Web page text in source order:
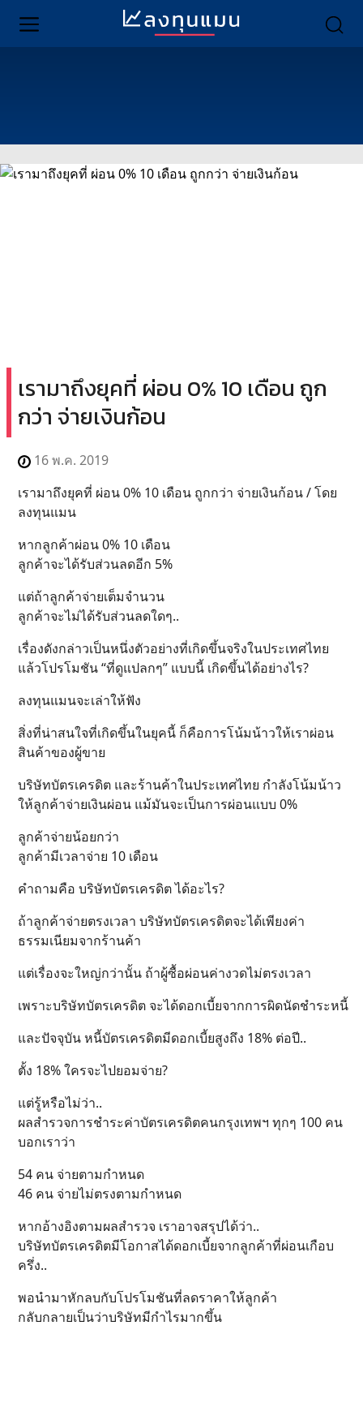
เรามาถึงยุคที่ ผ่อน 0% 10 เดือน ถูก
กว่า จ่ายเงินก้อน
16 พ.ค. 2019
เรามาถึงยุคที่ ผ่อน 0% 10 เดือน ถูกกว่า จ่ายเงินก้อน / โดย
ลงทุนแมน
หากลูกค้าผ่อน 0% 10 เดือน
ลูกค้าจะได้รับส่วนลดอีก 5%
แต่ถ้าลูกค้าจ่ายเต็มจำนวน
ลูกค้าจะไม่ได้รับส่วนลดใดๆ..
เรื่องดังกล่าวเป็นหนึ่งตัวอย่างที่เกิดขึ้นจริงในประเทศไทย
แล้วโปรโมชัน “ที่ดูแปลกๆ” แบบนี้ เกิดขึ้นได้อย่างไร?
ลงทุนแมนจะเล่าให้ฟัง
สิ่งที่น่าสนใจที่เกิดขึ้นในยุคนี้ ก็คือการโน้มน้าวให้เราผ่อน
สินค้าของผู้ขาย
บริษัทบัตรเครดิต และร้านค้าในประเทศไทย กำลังโน้มน้าว
ให้ลูกค้าจ่ายเงินผ่อน แม้มันจะเป็นการผ่อนแบบ 0%
ลูกค้าจ่ายน้อยกว่า
ลูกค้ามีเวลาจ่าย 10 เดือน
คำถามคือ บริษัทบัตรเครดิต ได้อะไร?
ถ้าลูกค้าจ่ายตรงเวลา บริษัทบัตรเครดิตจะได้เพียงค่า
ธรรมเนียมจากร้านค้า
แต่เรื่องจะใหญ่กว่านั้น ถ้าผู้ซื้อผ่อนค่างวดไม่ตรงเวลา
เพราะบริษัทบัตรเครดิต จะได้ดอกเบี้ยจากการผิดนัดชำระหนี้
และปัจจุบัน หนี้บัตรเครดิตมีดอกเบี้ยสูงถึง 18% ต่อปี..
ตั้ง 18% ใครจะไปยอมจ่าย?
แต่รู้หรือไม่ว่า..
ผลสำรวจการชำระค่าบัตรเครดิตคนกรุงเทพฯ ทุกๆ 100 คน
บอกเราว่า
54 คน จ่ายตามกำหนด
46 คน จ่ายไม่ตรงตามกำหนด
หากอ้างอิงตามผลสำรวจ เราอาจสรุปได้ว่า..
บริษัทบัตรเครดิตมีโอกาสได้ดอกเบี้ยจากลูกค้าที่ผ่อนเกือบ
ครึ่ง..
พอนำมาหักลบกับโปรโมชันที่ลดราคาให้ลูกค้า
กลับกลายเป็นว่าบริษัทมีกำไรมากขึ้น